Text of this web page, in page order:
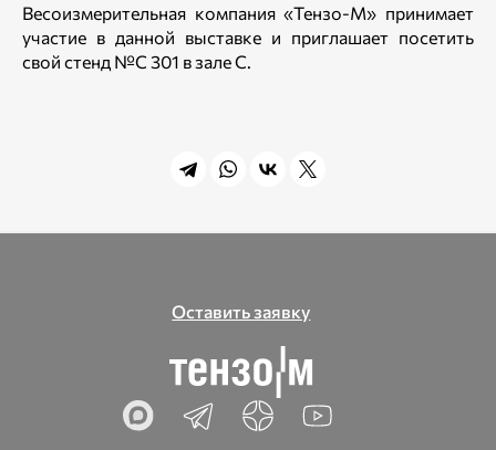
Весоизмерительная компания «Тензо-М» принимает
участие в данной выставке и приглашает посетить
свой стенд №С 301 в зале С.
Оставить заявку